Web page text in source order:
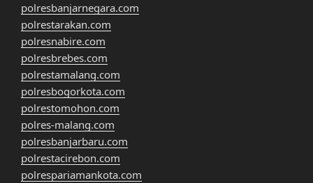
polresbanjarnegara.com
polrestarakan.com
polresnabire.com
polresbrebes.com
polrestamalang.com
polresbogorkota.com
polrestomohon.com
polres-malang.com
polresbanjarbaru.com
polrestacirebon.com
polrespariamankota.com